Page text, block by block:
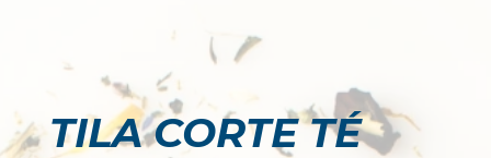
TILA CORTE TÉ